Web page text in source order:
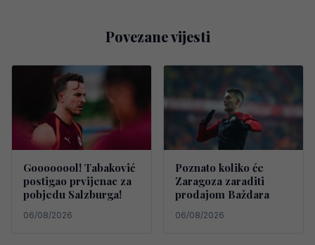
Povezane vijesti
Goooooool! Tabaković
postigao prvijenac za
pobjedu Salzburga!
06/08/2026
Poznato koliko će
Zaragoza zaraditi
prodajom Baždara
06/08/2026